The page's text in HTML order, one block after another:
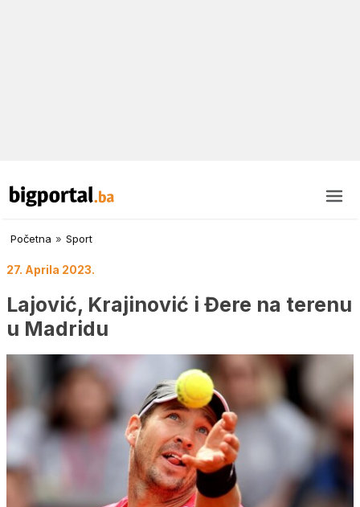
Početna » Sport
27. Aprila 2023.
Lajović, Krajinović i Đere na terenu
u Madridu